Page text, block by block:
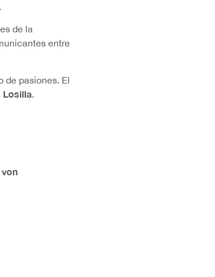
de la
entre
de pasiones. El
Losilla.